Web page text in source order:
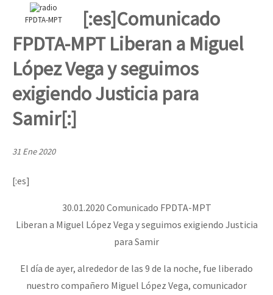
La palabra del EZLN
TEMAS
Chiapas
México
Latinoamérica
La Sexta
AutonomÍa y Resistencia
Presos
Dia 5, sessão 1, do Encontro “Guerra contra a Humanidade”(As
Dia 4 – Encontro “Guerra contra a Humanidade” (As populações
Dia 2 do Encontro “Guerra contra a Humanidad”
Dia 1: Encontro “Guerra contra a Humanidade”
[CDMX – 20 julio] Jornadas globales por la libertad de Jesús
FPDTA-MPT
[:es]Comunicado
FPDTA-MPT Liberan a Miguel
López Vega y seguimos
exigiendo Justicia para
Samir[:]
31 Ene 2020
[:es]
30.01.2020 Comunicado FPDTA-MPT
Liberan a Miguel López Vega y seguimos exigiendo Justicia
para Samir
El día de ayer, alrededor de las 9 de la noche, fue liberado
nuestro compañero Miguel López Vega, comunicador